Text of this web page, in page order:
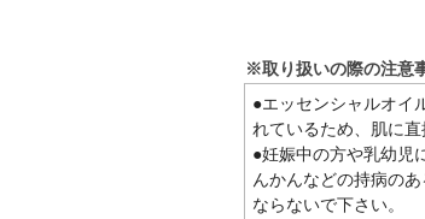
※取り扱いの際の注意
●エッセンシャルオイ
れているため、肌に直
●妊娠中の方や乳幼児
んかんなどの持病の
ならないで下さい。